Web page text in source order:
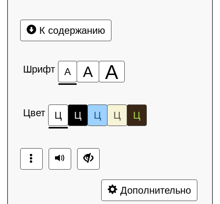
К содержанию
Шрифт А А А
Цвет Ц Ц Ц Ц Ц
Дополнительно